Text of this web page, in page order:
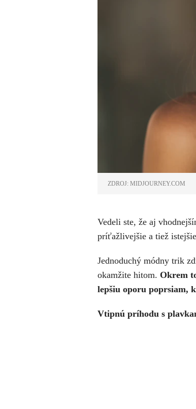
ZDROJ: MIDJOURNEY.COM
Vedeli ste, že aj
príťažlivejšie a tiež
Jednoduchý módny trik
okamžite hitom. Okrem
lepšiu oporu poprsiam,
Vtipnú príhodu s